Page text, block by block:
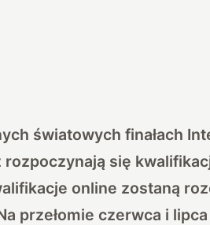
światowych finałach
się
online zostaną
przełomie czerwca i lipca